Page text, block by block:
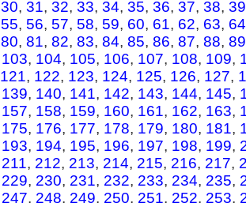
30, 31, 32, 33, 34, 35, 36, 37, 38, 39
55, 56, 57, 58, 59, 60, 61, 62, 63, 64
80, 81, 82, 83, 84, 85, 86, 87, 88, 89
103, 104, 105, 106, 107, 108, 109,
121, 122, 123, 124, 125, 126, 127,
139, 140, 141, 142, 143, 144, 145,
157, 158, 159, 160, 161, 162, 163,
175, 176, 177, 178, 179, 180, 181,
193, 194, 195, 196, 197, 198, 199,
211, 212, 213, 214, 215, 216, 217,
229, 230, 231, 232, 233, 234, 235,
247, 248, 249, 250, 251, 252, 253,